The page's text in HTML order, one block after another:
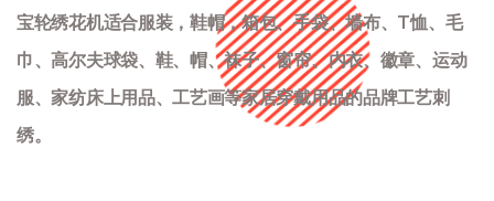
宝轮绣花机适合服装，鞋帽，箱包、手袋、墙布、T恤、毛
巾、高尔夫球袋、鞋、帽、袜子、窗帘、内衣、徽章、运动
服、家纺床上用品、工艺画等家居穿戴用品的品牌工艺刺
绣。